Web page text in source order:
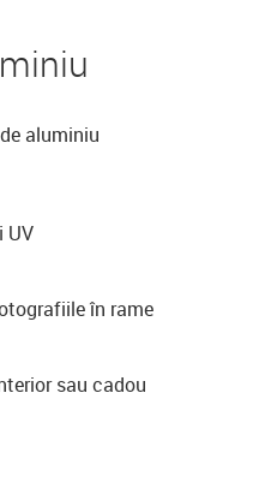
aluminiu
UV
în rame
sau cadou